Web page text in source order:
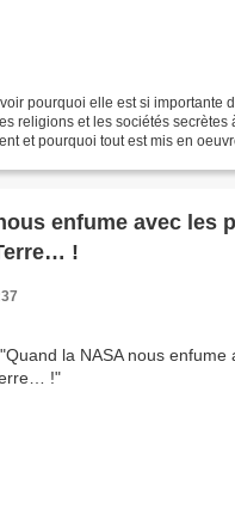
pourquoi elle est si importante
religions et les sociétés secrètes
et pourquoi tout est mis en
enfume avec les
!